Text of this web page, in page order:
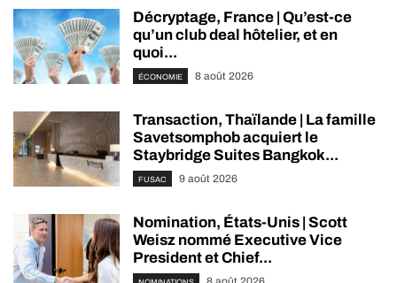
Décryptage, France | Qu’est-ce
qu’un club deal hôtelier, et en
quoi...
ÉCONOMIE 8 août 2026
Transaction, Thaïlande | La famille
Savetsomphob acquiert le
Staybridge Suites Bangkok...
FUSAC 9 août 2026
Nomination, États-Unis | Scott
Weisz nommé Executive Vice
President et Chief...